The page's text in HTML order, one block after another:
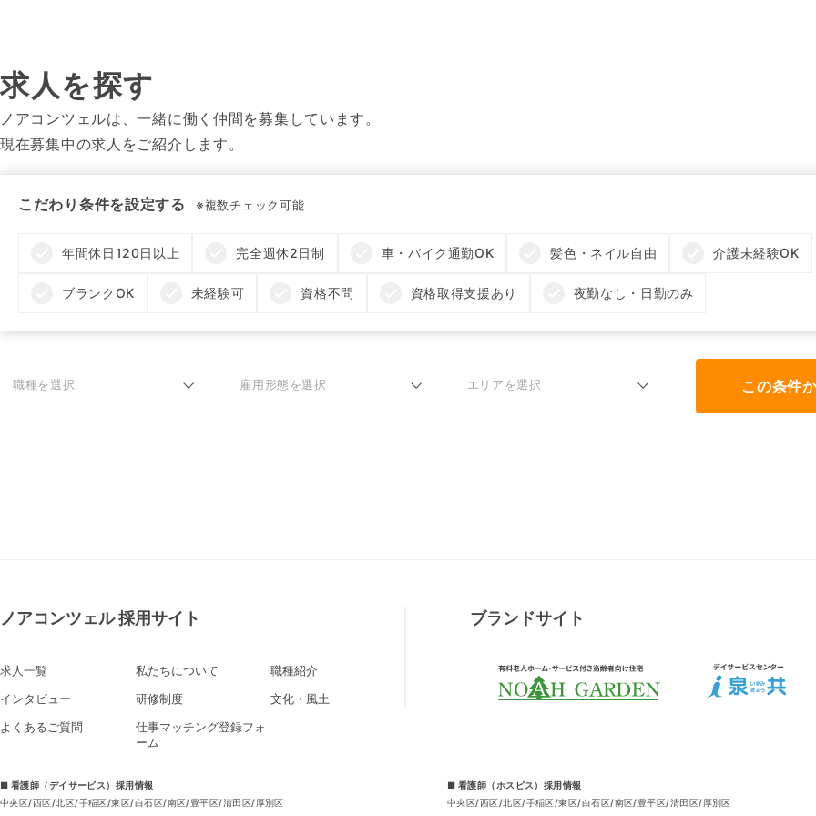
求人を探す
ノアコンツェルは、一緒に働く仲間を募集しています。
現在募集中の求人をご紹介します。
こだわり条件を設定する ※複数チェック可能
年間休日120日以上 完全週休2日制 車・バイク通勤OK 髪色・ネイル自由 介護未経験OK
ブランクOK 未経験可 資格不問 資格取得支援あり 夜勤なし・日勤のみ
職種を選択 雇用形態を選択 エリアを選択 この条件
ノアコンツェル 採用サイト
求人一覧 私たちについて
職種紹介
インタビュー
研修制度
文化・風土
よくあるご質問
仕事マッチング登録フォ
ーム
ブランドサイト
■ 看護師（デイサービス）採用情報
中央区 西区 北区 手稲区 東区 白石区 南区 豊平区 清田区 厚別区
■ 看護師（ホスピス）採用情報
中央区 西区 北区 手稲区 東区 白石区 南区 豊平区 清田区 厚別区